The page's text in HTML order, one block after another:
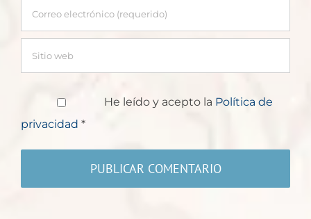
He leído y acepto la Política de
privacidad *